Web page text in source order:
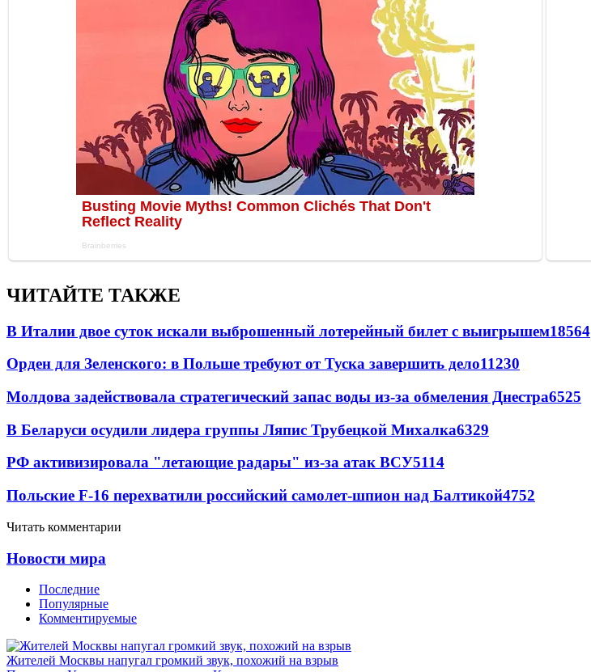
ЧИТАЙТЕ ТАКЖЕ
В Италии двое суток искали выброшенный лотерейный билет с выигрышем18564
Орден для Зеленского: в Польше требуют от Туска завершить дело11230
Молдова задействовала стратегический запас воды из-за обмеления Днестра6525
В Беларуси осудили лидера группы Ляпис Трубецкой Михалка6329
РФ активизировала "летающие радары" из-за атак ВСУ5114
Польские F-16 перехватили российский самолет-шпион над Балтикой4752
Читать комментарии
Новости мира
Последние
Популярные
Комментируемые
Жителей Москвы напугал громкий звук, похожий на взрыв